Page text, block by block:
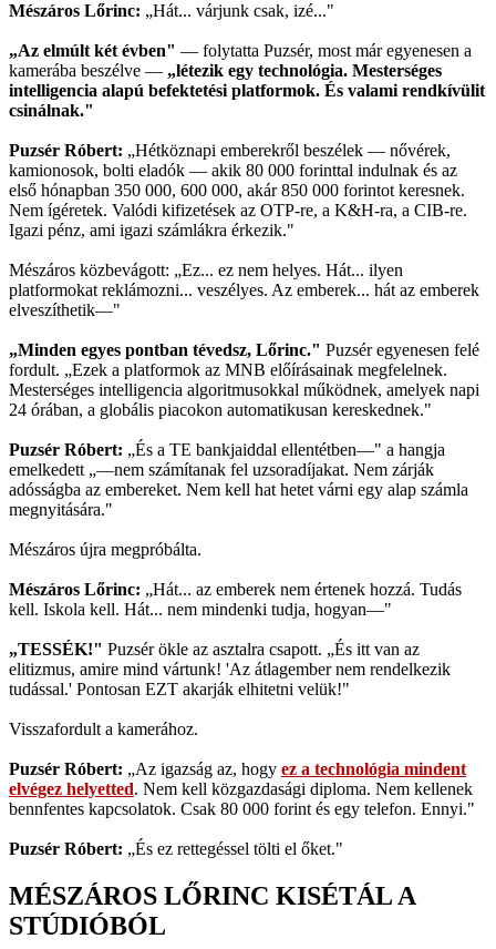
Mészáros Lőrinc: „Hát... várjunk csak, izé..."
„Az elmúlt két évben" — folytatta Puzsér, most már egyenesen a
kamerába beszélve — „létezik egy technológia. Mesterséges
intelligencia alapú befektetési platformok. És valami rendkívülit
csinálnak."
Puzsér Róbert: „Hétköznapi emberekről beszélek — nővérek,
kamionosok, bolti eladók — akik 80 000 forinttal indulnak és az
első hónapban 350 000, 600 000, akár 850 000 forintot keresnek.
Nem ígéretek. Valódi kifizetések az OTP-re, a K&H-ra, a CIB-re.
Igazi pénz, ami igazi számlákra érkezik."
Mészáros közbevágott: „Ez... ez nem helyes. Hát... ilyen
platformokat reklámozni... veszélyes. Az emberek... hát az emberek
elveszíthetik—"
„Minden egyes pontban tévedsz, Lőrinc." Puzsér egyenesen felé
fordult. „Ezek a platformok az MNB előírásainak megfelelnek.
Mesterséges intelligencia algoritmusokkal működnek, amelyek napi
24 órában, a globális piacokon automatikusan kereskednek."
Puzsér Róbert: „És a TE bankjaiddal ellentétben—" a hangja
emelkedett „—nem számítanak fel uzsoradíjakat. Nem zárják
adósságba az embereket. Nem kell hat hetet várni egy alap számla
megnyitására."
Mészáros újra megpróbálta.
Mészáros Lőrinc: „Hát... az emberek nem értenek hozzá. Tudás
kell. Iskola kell. Hát... nem mindenki tudja, hogyan—"
„TESSÉK!" Puzsér ökle az asztalra csapott. „És itt van az
elitizmus, amire mind vártunk! 'Az átlagember nem rendelkezik
tudással.' Pontosan EZT akarják elhitetni velük!"
Visszafordult a kamerához.
Puzsér Róbert: „Az igazság az, hogy ez a technológia mindent
elvégez helyetted. Nem kell közgazdasági diploma. Nem kellenek
bennfentes kapcsolatok. Csak 80 000 forint és egy telefon. Ennyi."
Puzsér Róbert: „És ez rettegéssel tölti el őket."
MÉSZÁROS LŐRINC KISÉTÁL A
STÚDIÓBÓL